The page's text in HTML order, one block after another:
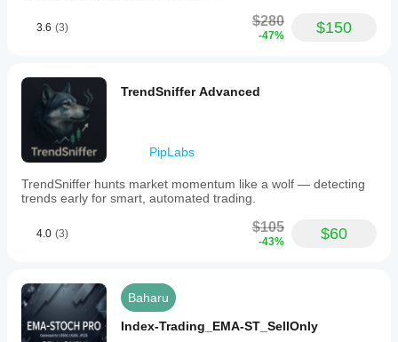
3.6 (3) $280
-47% $150
TrendSniffer Advanced
PipLabs
TrendSniffer hunts market momentum like a wolf — detecting
trends early for smart, automated trading.
4.0 (3) $105
-43% $60
Baharu
Index-Trading_EMA-ST_SellOnly